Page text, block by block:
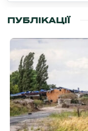
ПУБЛІКАЦІЇ